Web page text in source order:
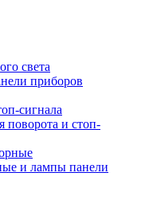
света
приборов
сигнала
поворота и стоп-
и лампы панели